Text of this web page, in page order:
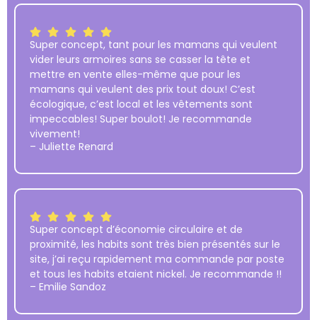
Super concept, tant pour les mamans qui veulent
vider leurs armoires sans se casser la tête et
mettre en vente elles-même que pour les
mamans qui veulent des prix tout doux! C’est
écologique, c’est local et les vêtements sont
impeccables! Super boulot! Je recommande
vivement!
– Juliette Renard
Super concept d’économie circulaire et de
proximité, les habits sont très bien présentés sur le
site, j’ai reçu rapidement ma commande par poste
et tous les habits etaient nickel. Je recommande !!
– Emilie Sandoz